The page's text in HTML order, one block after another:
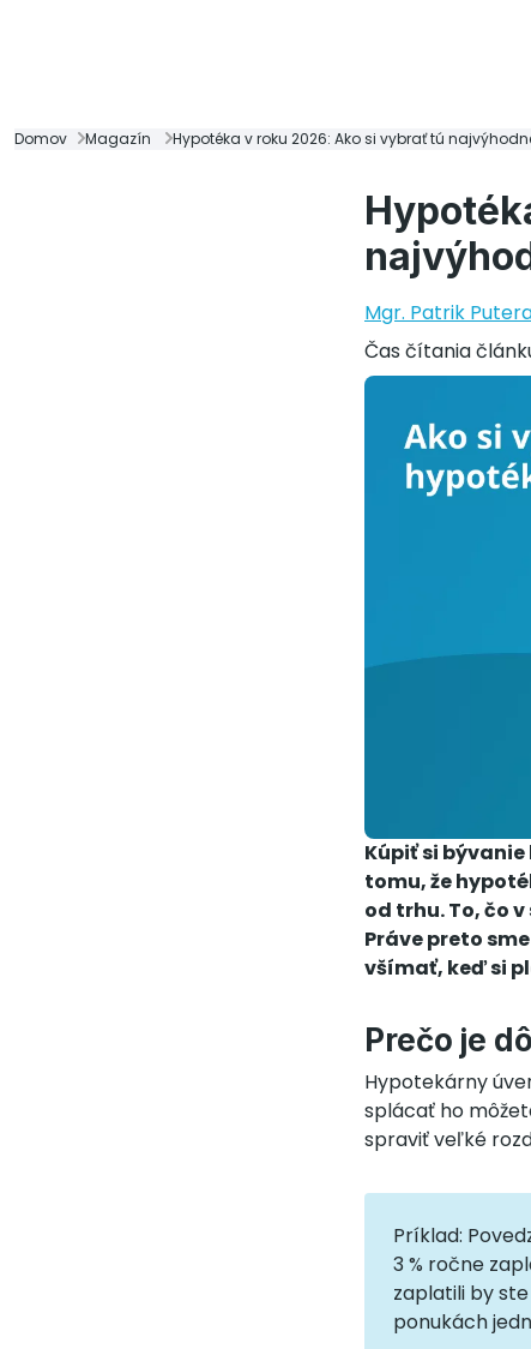
Domov Magazín Hypotéka v roku 2026: Ako si vybrať tú
Mgr. Patrik
Čas čítania
Kúpiť si
tomu, že
od trhu. To, čo
Práve preto
všímať, keď si
Prečo je
Hypotekárny
splácať ho
spraviť veľké
Príklad:
3 % ročne
zaplatili by
ponukách